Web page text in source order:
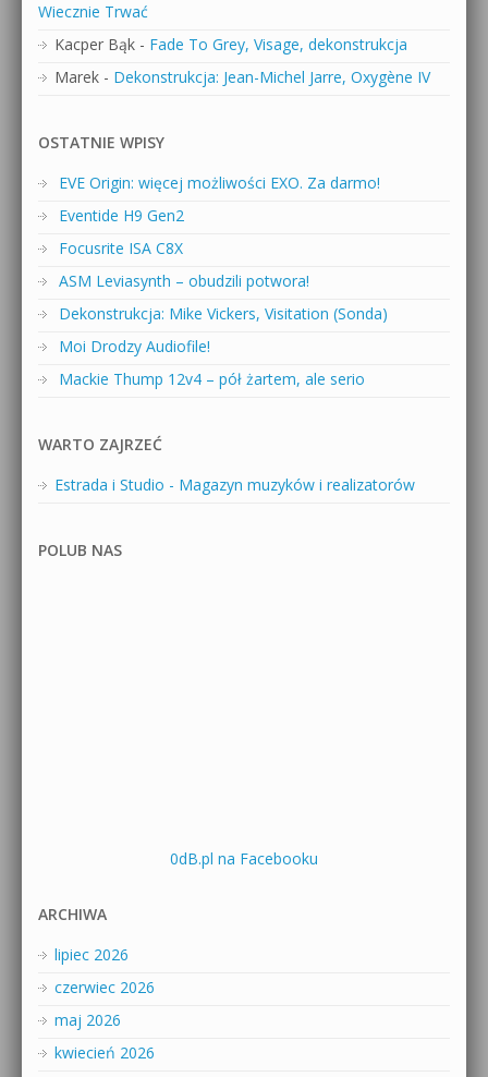
Wiecznie Trwać
Kacper Bąk - Fade To Grey, Visage, dekonstrukcja
Marek - Dekonstrukcja: Jean-Michel Jarre, Oxygène IV
OSTATNIE WPISY
EVE Origin: więcej możliwości EXO. Za darmo!
Eventide H9 Gen2
Focusrite ISA C8X
ASM Leviasynth – obudzili potwora!
Dekonstrukcja: Mike Vickers, Visitation (Sonda)
Moi Drodzy Audiofile!
Mackie Thump 12v4 – pół żartem, ale serio
WARTO ZAJRZEĆ
Estrada i Studio - Magazyn muzyków i realizatorów
POLUB NAS
0dB.pl na Facebooku
ARCHIWA
lipiec 2026
czerwiec 2026
maj 2026
kwiecień 2026